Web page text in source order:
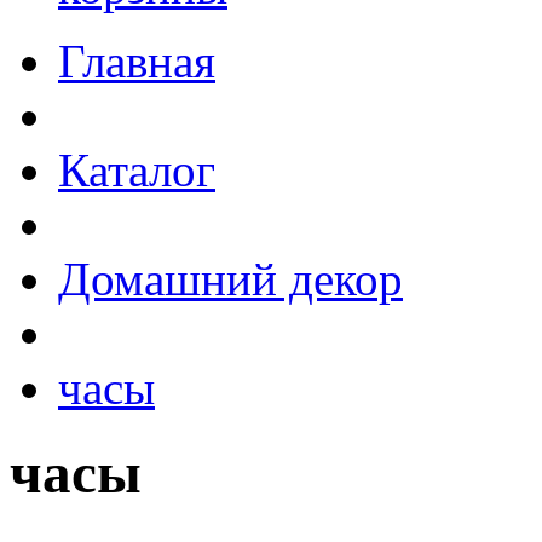
Главная
Каталог
Домашний декор
часы
часы